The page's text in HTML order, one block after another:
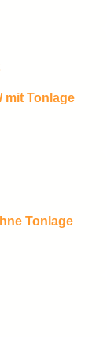
mit Tonlage
Tonlage